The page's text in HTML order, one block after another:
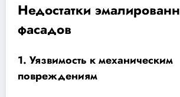
Недостатки
фасадов
1. Уязвимость к механическим
повреждениям